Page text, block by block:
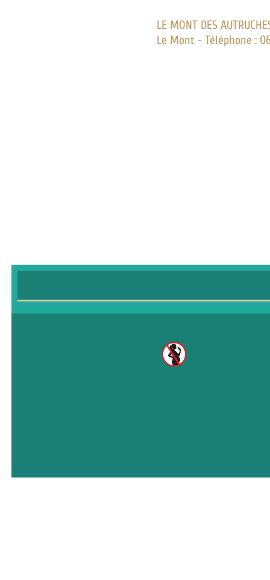
LE MONT DES
Le Mont - Téléphone : 06